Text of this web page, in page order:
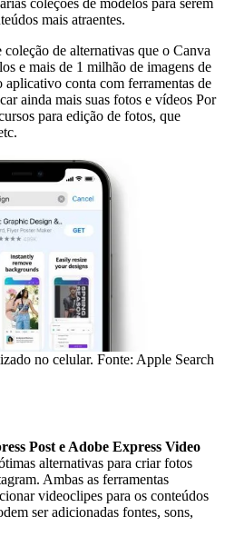
coleções de modelos para serem
mais atraentes.
de alternativas que o Canva
e mais de 1 milhão de imagens de
conta com ferramentas de
ainda mais suas fotos e vídeos Por
para edição de fotos, que
no celular. Fonte: Apple Search
Post e Adobe Express Video
alternativas para criar fotos
Ambas as ferramentas
videoclipes para os conteúdos
ser adicionadas fontes, sons,